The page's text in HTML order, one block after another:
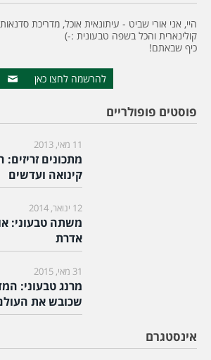
היי, אני אורי שביט - עיתונאית אוכל, מדריכת
קולינארית והכל בשפה טבעונית :-)
כיף שבאתם!
להרשמה לחצו כאן
פוסטים פופולריים
11 מאי, 2013
מתכונים
קינואה ועדשים
12 ינואר, 2014
משתה טבעוני:
אדרת
31 מאי, 2015
מרנג טבעוני:
שכובש את
אינסטגרם